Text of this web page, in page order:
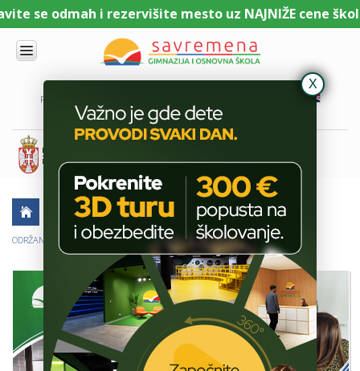
se odmah i rezervišite mesto uz NAJNIŽE cene
PORTAL ZA UČENIKE
NAMA
KOMBINOVANI
PROGRAM
NACIONALNI
PROGRAM
PROGRAM
SAVREMENO
OBRAZOVANJE
VESTI
ERASMUS+
OSNOVNA
ŠKOLA
AKTUELNO ŠKOLSKE PRIČE
ODRŽAN VIA ACADEMICA STUDY EXPO U NAŠOJ ŠKOLI!